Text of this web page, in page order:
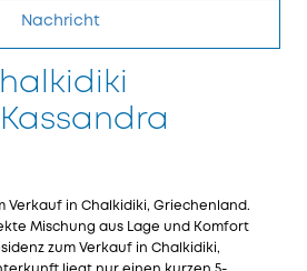
Nachricht
Verkauf in Chalkidiki, Griechenland.
Mischung aus Lage und Komfort
zum Verkauf in Chalkidiki,